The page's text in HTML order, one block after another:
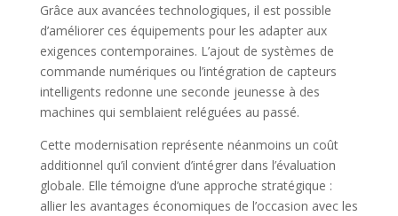
Grâce aux avancées technologiques, il est possible
d’améliorer ces équipements pour les adapter aux
exigences contemporaines. L’ajout de systèmes de
commande numériques ou l’intégration de capteurs
intelligents redonne une seconde jeunesse à des
machines qui semblaient reléguées au passé.
Cette modernisation représente néanmoins un coût
additionnel qu’il convient d’intégrer dans l’évaluation
globale. Elle témoigne d’une approche stratégique :
allier les avantages économiques de l’occasion avec les